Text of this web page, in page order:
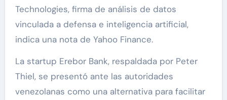
Technologies, firma de análisis de datos
vinculada a defensa e inteligencia artificial,
indica una nota de Yahoo Finance.
La startup Erebor Bank, respaldada por Peter
Thiel, se presentó ante las autoridades
venezolanas como una alternativa para facilitar